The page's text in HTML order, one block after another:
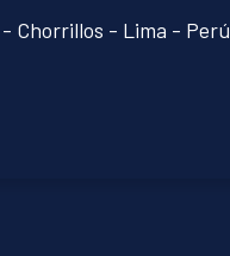
- Chorrillos - Lima - Perú